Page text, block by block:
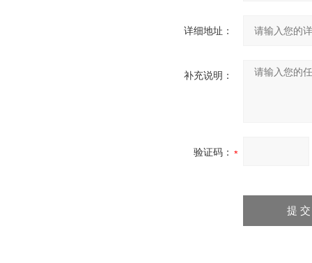
详细地址：
补充说明：
验证码：